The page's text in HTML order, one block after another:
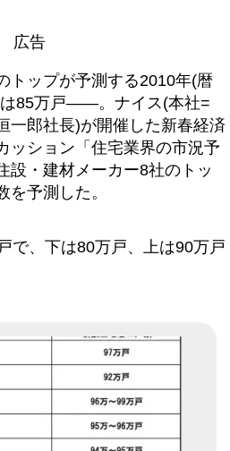
広告
トップが予測する2010年(暦
85万戸――。ナイス(本社=
一郎社長)が開催した新春経済
ッション「住宅業界の市況予
設・建材メーカー8社のトッ
を予測した。
で、下は80万戸、上は90万戸